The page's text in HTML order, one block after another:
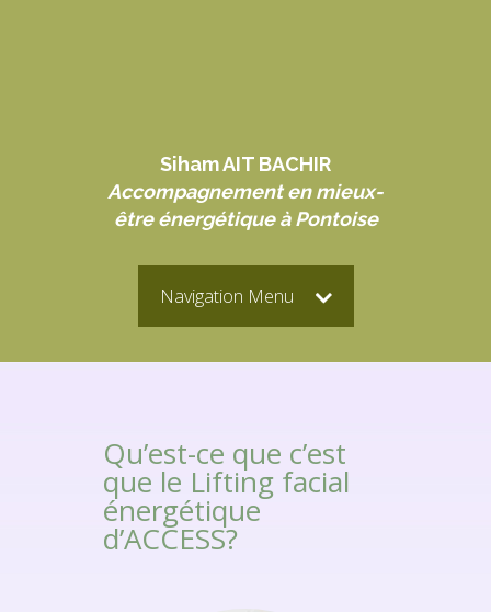
Siham AIT BACHIR
Accompagnement en mieux-
être énergétique à Pontoise
Navigation Menu
Qu’est-ce que c’est
que le Lifting facial
énergétique
d’ACCESS?